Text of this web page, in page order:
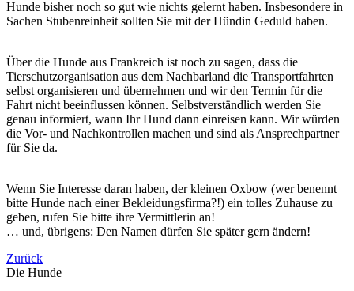
Hunde bisher noch so gut wie nichts gelernt haben. Insbesondere in
Sachen Stubenreinheit sollten Sie mit der Hündin Geduld haben.
Über die Hunde aus Frankreich ist noch zu sagen, dass die
Tierschutzorganisation aus dem Nachbarland die Transportfahrten
selbst organisieren und übernehmen und wir den Termin für die
Fahrt nicht beeinflussen können. Selbstverständlich werden Sie
genau informiert, wann Ihr Hund dann einreisen kann. Wir würden
die Vor- und Nachkontrollen machen und sind als Ansprechpartner
für Sie da.
Wenn Sie Interesse daran haben, der kleinen Oxbow (wer benennt
bitte Hunde nach einer Bekleidungsfirma?!) ein tolles Zuhause zu
geben, rufen Sie bitte ihre Vermittlerin an!
… und, übrigens: Den Namen dürfen Sie später gern ändern!
Zurück
Die Hunde